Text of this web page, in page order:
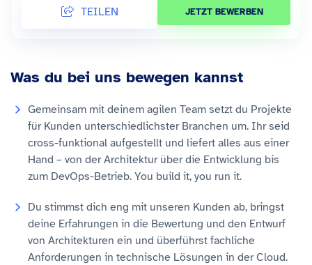
Was du bei uns bewegen kannst
Gemeinsam mit deinem agilen Team setzt du Projekte
für Kunden unterschiedlichster Branchen um. Ihr seid
cross-funktional aufgestellt und liefert alles aus einer
Hand – von der Architektur über die Entwicklung bis
zum DevOps-Betrieb. You build it, you run it.
Du stimmst dich eng mit unseren Kunden ab, bringst
deine Erfahrungen in die Bewertung und den Entwurf
von Architekturen ein und überführst fachliche
Anforderungen in technische Lösungen in der Cloud.
TEILEN JETZT BEWERBEN